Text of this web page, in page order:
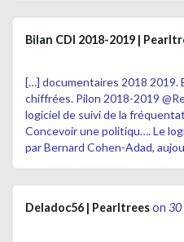
Bilan CDI 2018-2019 |
[…] documentaires 2018 2019.
chiffrées. Pilon 2018-2019
logiciel de suivi de la
Concevoir une politiqu…. Le
par Bernard Cohen-Adad,
Deladoc56 | Pearltreeson 30